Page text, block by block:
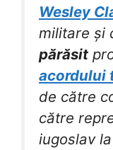
Wesley
militare și
părăsit
acordului
de către
către
iugoslav